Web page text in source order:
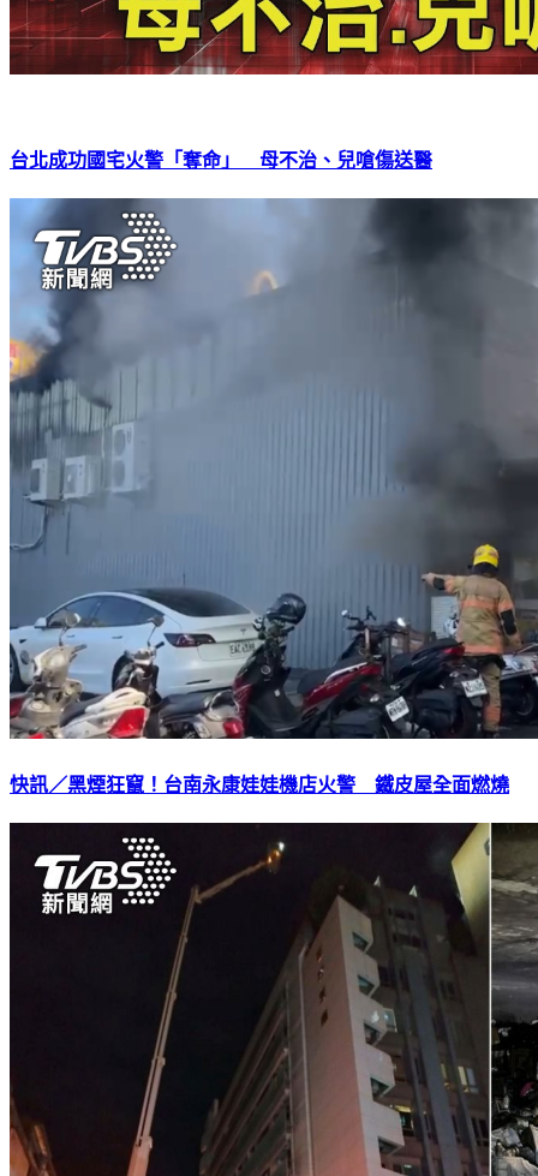
台北成功國宅火警「奪命」 母不治、兒嗆傷送醫
快訊／黑煙狂竄！台南永康娃娃機店火警 鐵皮屋全面燃燒